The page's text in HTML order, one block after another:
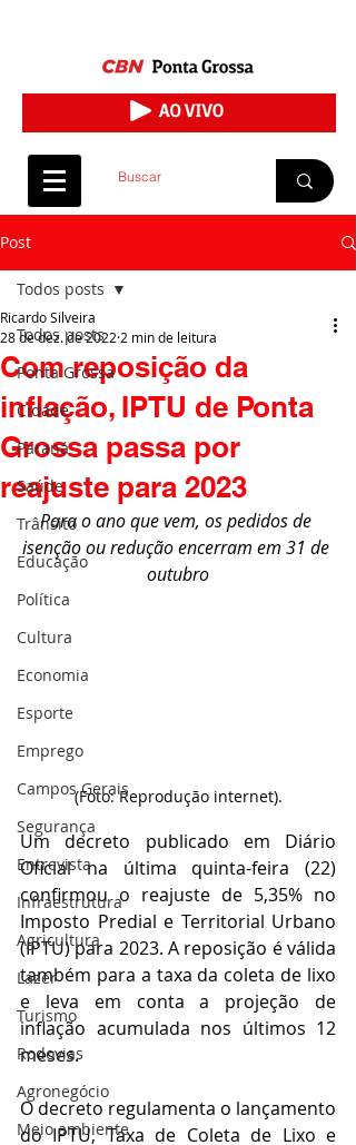
Post
Todos posts
Ponta Grossa
Cidade
Paraná
Saúde
Trânsito
Educação
Política
Cultura
Economia
Esporte
Emprego
Campos Gerais
Segurança
Entrevista
Infraestrutura
Agricultura
Lazer
Turismo
Rodovias
Agronegócio
Meio ambiente
Todos posts
Com reposição da
inflação, IPTU de Ponta
Grossa passa por
reajuste para 2023
Ricardo Silveira
28 de dez. de 2022 2 min de leitura
Para o ano que vem, os pedidos de
isenção ou redução encerram em 31 de
outubro
(Foto: Reprodução internet).
Um decreto publicado em Diário
Oficial na última quinta-feira (22)
confirmou o reajuste de 5,35% no
Imposto Predial e Territorial Urbano
(IPTU) para 2023. A reposição é válida
também para a taxa da coleta de lixo
e leva em conta a projeção de
inflação acumulada nos últimos 12
meses.
O decreto regulamenta o lançamento
do IPTU, Taxa de Coleta de Lixo e